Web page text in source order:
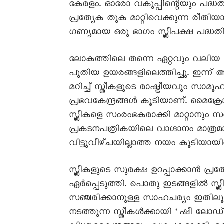
കേരളം. ഓരോ വകുപ്പിന്റെയും
പ്രത്യേക തുക മാറ്റിവെക്കുന്ന
ഗണ്യമായ ഒരു ഭാഗം സ്ത്രീപക്ഷ
ലോകത്തിലെ തന്നെ ഏറ്റവും വലിയ
പുതിയ ഉയരങ്ങളിലെത്തിച്ചു. ഇന്ന്
മറിച്ച് സ്ത്രീകളുടെ രാഷ്ട്രീയവും
പ്രഭവകേന്ദ്രങ്ങൾ കൂടിയാണ്.
സ്ത്രീകളെ സംരംഭകരാക്കി
പ്രകടനപത്രികയിലെ വാഗ്ദാനം
വിട്ടുവീഴ്ചയില്ലാത്ത നയം
സ്ത്രീകളുടെ സുരക്ഷ ഉറപ്പാക്കാൻ
ഏർപ്പെടുത്തി. പൊതു ഇടങ്ങളിൽ
സഞ്ചരിക്കാനുള്ള സാഹചര്യം
നടത്തുന്ന സ്ത്രീകൾക്കായി ‘ഷീ